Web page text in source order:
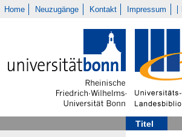
Home Neuzugänge Kontakt Impressum
Titel